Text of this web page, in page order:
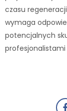
czasu
wymaga
potencjalnych
profesjonalistami